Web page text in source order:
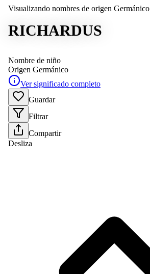
Visualizando nombres de origen Germánico
RICHARDUS
Nombre de niño
Origen Germánico
Ver significado completo
Guardar
Filtrar
Compartir
Desliza